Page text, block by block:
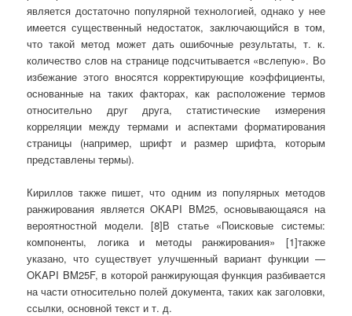
является достаточно популярной технологией, однако у нее
имеется существенный недостаток, заключающийся в том,
что такой метод может дать ошибочные результаты, т. к.
количество слов на странице подсчитывается «вслепую». Во
избежание этого вносятся корректирующие коэффициенты,
основанные на таких факторах, как расположение термов
относительно друг друга, статистические измерения
корреляции между термами и аспектами форматирования
страницы (например, шрифт и размер шрифта, которым
представлены термы).
Кириллов также пишет, что одним из популярных методов
ранжирования является OKAPI BM25, основывающаяся на
вероятностной модели. [8]В статье «Поисковые системы:
компоненты, логика и методы ранжирования» [1]также
указано, что существует улучшенный вариант функции —
OKAPI BM25F, в которой ранжирующая функция разбивается
на части относительно полей документа, таких как заголовки,
ссылки, основной текст и т. д.